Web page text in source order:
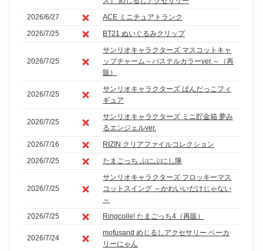
2026/6/27
ACE ミニチュアトランク
2026/7/25
BT21 ぬいぐるみクリップ
2026/7/25
サンリオキャラクターズ マスコットキャ
ップチャーム～パステルカラーver.～（再
販）
2026/7/25
サンリオキャラクターズ ぱんだっこフィ
ギュア
2026/7/25
サンリオキャラクターズ ミニ貯金箱 夢み
るエンジェルver.
2026/7/16
RIZIN クリアファイルコレクション
2026/7/25
たまごっち ぷにぷにし隊
2026/7/25
サンリオキャラクターズ フロッキーマス
コットスイング ～かわいいだけじゃない
～
2026/7/25
Ringcolle! たまごっち4（再販）
2026/7/24
mofusand めじるしアクセサリー ベーカ
リーにゃん